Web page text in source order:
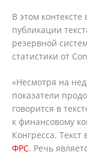
В этом
публикации
резервной
статистики от
«Несмотря на
показатели
говорится в
к финансовому
Конгресса.
ФРС. Речь